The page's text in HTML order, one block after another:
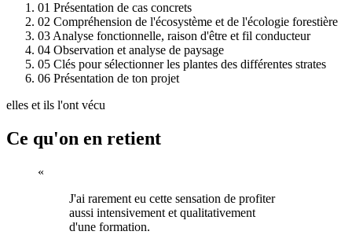
01 Présentation de cas concrets
02 Compréhension de l'écosystème et de l'écologie forestière
03 Analyse fonctionnelle, raison d'être et fil conducteur
04 Observation et analyse de paysage
05 Clés pour sélectionner les plantes des différentes strates
06 Présentation de ton projet
elles et ils l'ont vécu
Ce qu'on en retient
«
J'ai rarement eu cette sensation de profiter
aussi intensivement et qualitativement
d'une formation.